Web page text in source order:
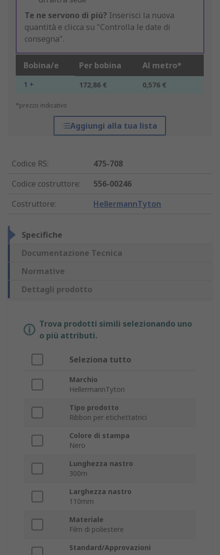
Te ne servono di più? Inserisci la nuova
quantità e clicca su "Controlla le date di
consegna".
Bobina/e Per bobina Al metro*
1 + 172,86 € 0,576 €
*prezzo indicativo
Aggiungi alla tua lista
Codice RS:
475-708
Codice costruttore:
556-00246
Costruttore: HellermannTyton
Specifiche
Documentazione Tecnica
Normative
Dettagli prodotto
Trova prodotti simili selezionando uno
o più attributi.
Seleziona tutto
Marchio
HellermannTyton
Tipo prodotto
Ribbon per etichettatrici
Colore di stampa
Nero
Lunghezza nastro
300m
Larghezza nastro
110mm
Materiale
Film di poliestere
Standard/Approvazioni